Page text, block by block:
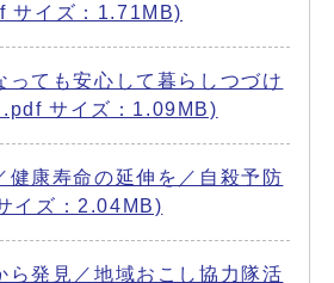
サイズ：1.71MB)
っても安心して暮らしつづけ
.pdf サイズ：1.09MB)
健康寿命の延伸を／自殺予防
イズ：2.04MB)
ら発見／地域おこし協力隊活